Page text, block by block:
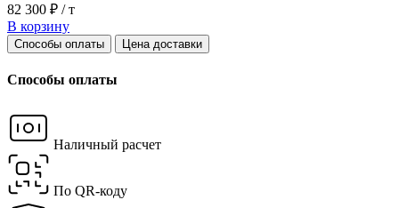
82 300 ₽ / т
В корзину
Способы оплаты Цена доставки
Способы оплаты
Наличный расчет
По QR-коду